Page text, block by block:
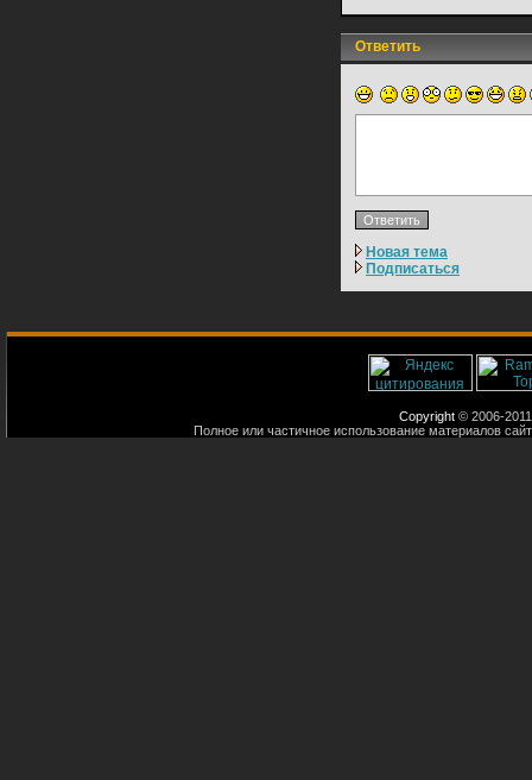
Ответить
Новая тема
Подписаться
Copyright © 2006-
Полное или частичное использование материалов